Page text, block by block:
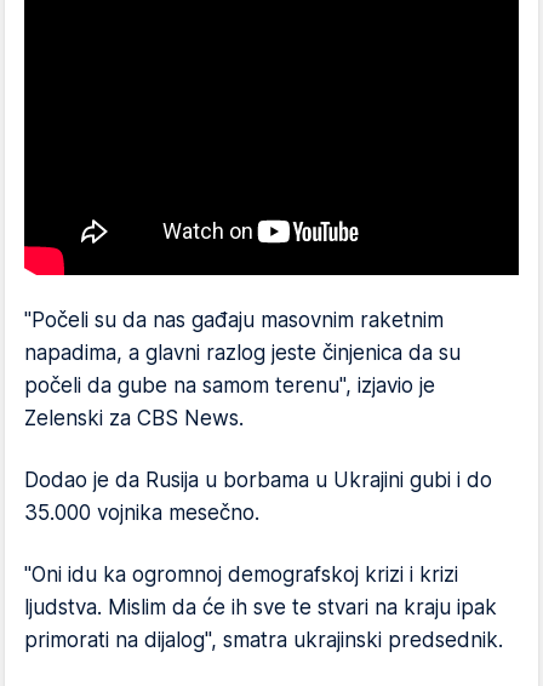
"Počeli su da nas gađaju masovnim raketnim
napadima, a glavni razlog jeste činjenica da su
počeli da gube na samom terenu", izjavio je
Zelenski za CBS News.
Dodao je da Rusija u borbama u Ukrajini gubi i do
35.000 vojnika mesečno.
"Oni idu ka ogromnoj demografskoj krizi i krizi
ljudstva. Mislim da će ih sve te stvari na kraju ipak
primorati na dijalog", smatra ukrajinski predsednik.